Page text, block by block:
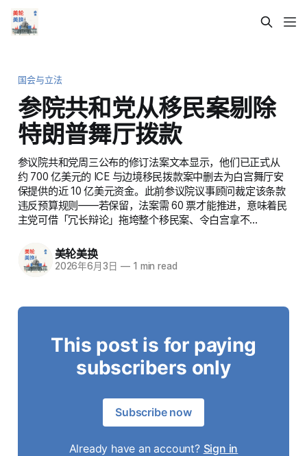
国会与立法
参院共和党从移民案剔除
特朗普舞厅拨款
参议院共和党周三公布的修订法案文本显示，他们已正式从
约 700 亿美元的 ICE 与边境移民拨款案中删去为白宫舞厅安
保提供的近 10 亿美元资金。此前参议院议事顾问裁定该条款
违反预算规则——若保留，法案需 60 票才能推进，意味着民
主党可借「冗长辩论」拖垮整个移民案、令白宫拿不…
美轮美换
2026年6月3日 —1 min read
This post is for paying
subscribers only
Subscribe now
Already have an account? Sign in